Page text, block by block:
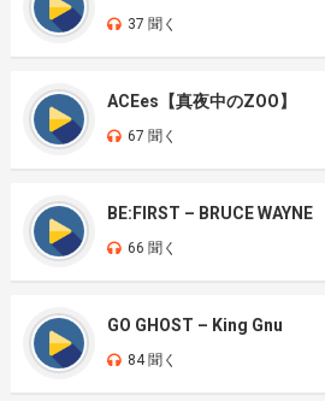
37 聞く
ACEes【真夜中のZOO】
67 聞く
BE:FIRST – BRUCE WAYNE
66 聞く
GO GHOST – King Gnu
84 聞く